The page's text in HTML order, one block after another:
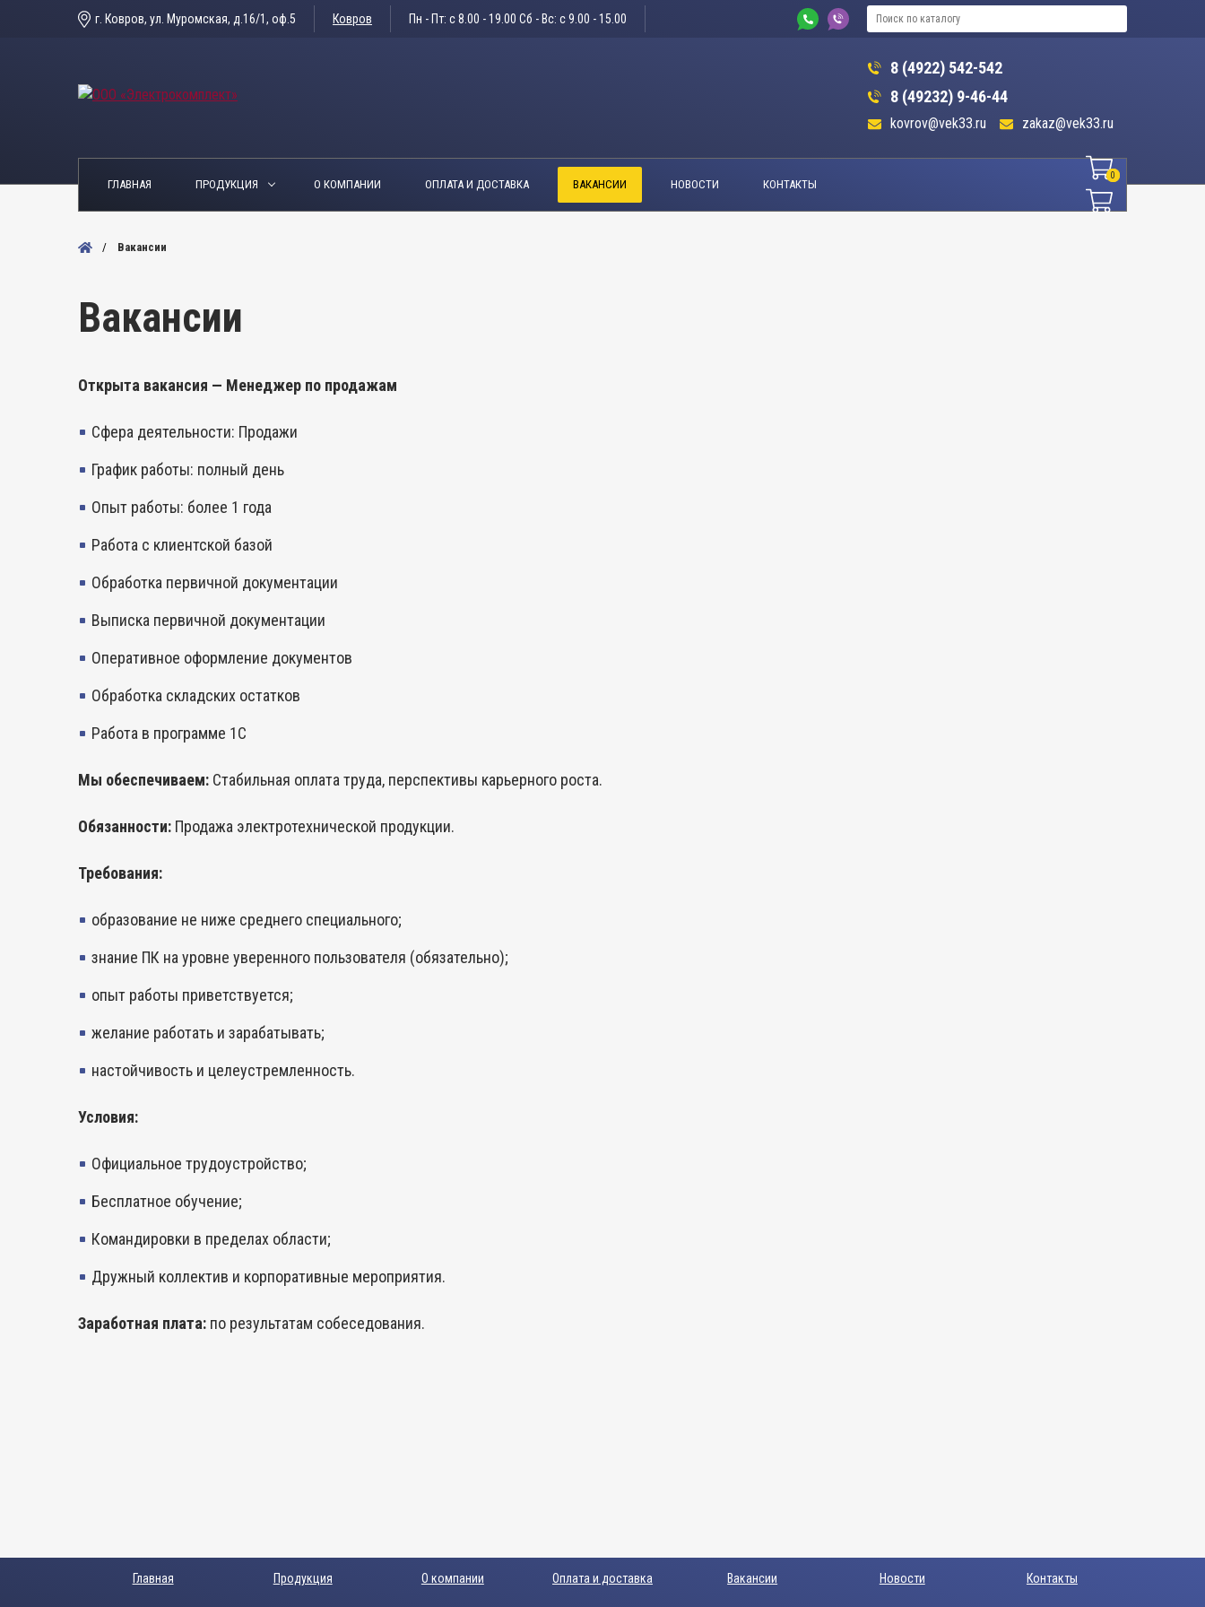
г. Ковров, ул. Муромская, д.16/1, оф.5 Ковров Пн - Пт: c 8.00 - 19.00 Сб - Вс: c 9.00 - 15.00
8 (4922) 542-542
8 (49232) 9-46-44
kovrov@vek33.ru zakaz@vek33.ru
ГЛАВНАЯ ПРОДУКЦИЯ О КОМПАНИИ ОПЛАТА И ДОСТАВКА ВАКАНСИИ НОВОСТИ КОНТАКТЫ
00
Вакансии
Вакансии
Открыта вакансия — Менеджер по продажам
Сфера деятельности: Продажи
График работы: полный день
Опыт работы: более 1 года
Работа с клиентской базой
Обработка первичной документации
Выписка первичной документации
Оперативное оформление документов
Обработка складских остатков
Работа в программе 1С
Мы обеспечиваем: Стабильная оплата труда, перспективы карьерного роста.
Обязанности: Продажа электротехнической продукции.
Требования:
образование не ниже среднего специального;
знание ПК на уровне уверенного пользователя (обязательно);
опыт работы приветствуется;
желание работать и зарабатывать;
настойчивость и целеустремленность.
Условия:
Официальное трудоустройство;
Бесплатное обучение;
Командировки в пределах области;
Дружный коллектив и корпоративные мероприятия.
Заработная плата: по результатам собеседования.
Главная Продукция О компании Оплата и доставка Вакансии Новости Контакты